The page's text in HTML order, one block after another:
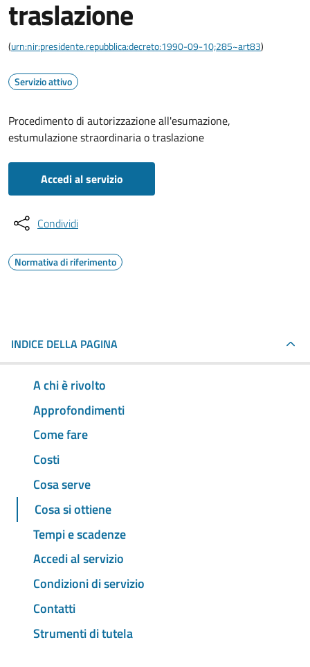
traslazione
(urn:nir:presidente.repubblica:decreto:1990-09-10;285~art83)
Servizio attivo
Procedimento di autorizzazione all'esumazione,
estumulazione straordinaria o traslazione
Accedi al servizio
Condividi
Normativa di riferimento
INDICE DELLA PAGINA
A chi è rivolto
Approfondimenti
Come fare
Costi
Cosa serve
Cosa si ottiene
Tempi e scadenze
Accedi al servizio
Condizioni di servizio
Contatti
Strumenti di tutela